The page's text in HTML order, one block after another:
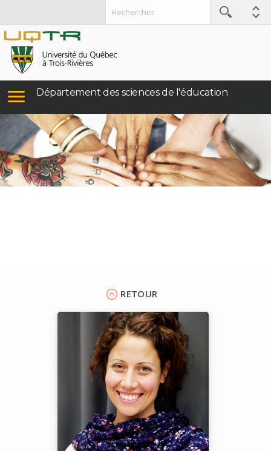
Département des sciences de l'éducation
RETOUR